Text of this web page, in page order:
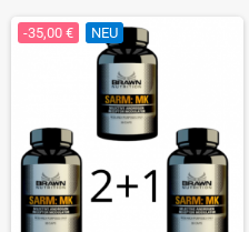
-35,00 € NEU